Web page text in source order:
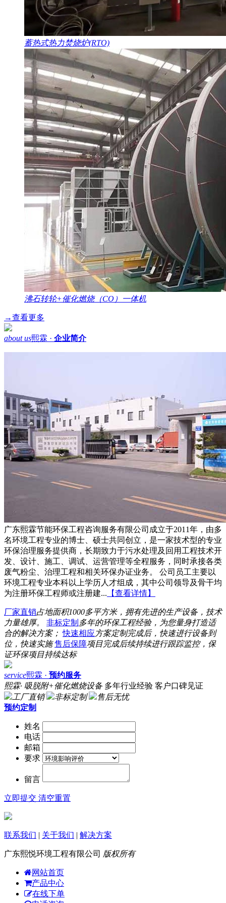
蓄热式热力焚烧炉(RTO)
沸石转轮+催化燃烧（CO）一体机
→查看更多
about us熙霖 · 企业简介
广东熙霖节能环保工程咨询服务有限公司成立于2011年，由多
名环境工程专业的博士、硕士共同创立，是一家技术型的专业
环保治理服务提供商，长期致力于污水处理及回用工程技术开
发、设计、施工、调试、运营管理等全程服务，同时承接各类
废气粉尘、治理工程和相关环保办证业务。 公司员工主要以
环境工程专业本科以上学历人才组成，其中公司领导及骨干均
为注册环保工程师或注册建... 【查看详情】
厂家直销占地面积1000多平方米，拥有先进的生产设备，技术
力量雄厚。
非标定制 多年的环保工程经验，为您量身打造适
合的解决方案； 快速相应方案定制完成后，快速进行设备到
位，快速实施 售后保障项目完成后续持续进行跟踪监控，保
证环保项目持续达标
service熙霖 · 预约服务
熙霖· 吸脱附+催化燃烧设备 多年行业经验 客户口碑见证
工厂直销
非标定制
售后无忧
预约定制
姓名
电话
邮箱
要求
留言
立即提交 清空重置
联系我们 | 关于我们 | 解决方案
广东熙悦环境工程有限公司 版权所有
网站首页
产品中心
在线下单